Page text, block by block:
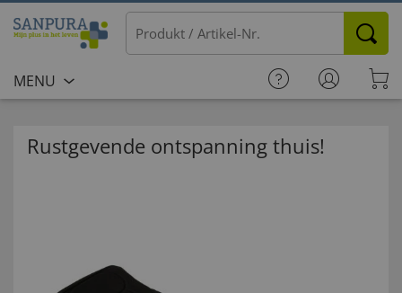
MENU
Rustgevende ontspanning thuis!